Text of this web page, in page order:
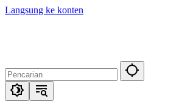
Langsung ke konten